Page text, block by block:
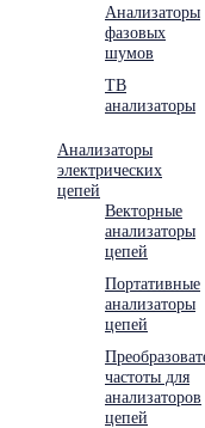
Анализаторы
фазовых
шумов
ТВ
анализаторы
Анализаторы
электрических
цепей
Векторные
анализаторы
цепей
Портативные
анализаторы
цепей
частоты для
анализаторов
цепей